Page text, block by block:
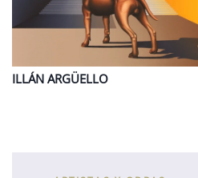
ILLÁN ARGÜELLO